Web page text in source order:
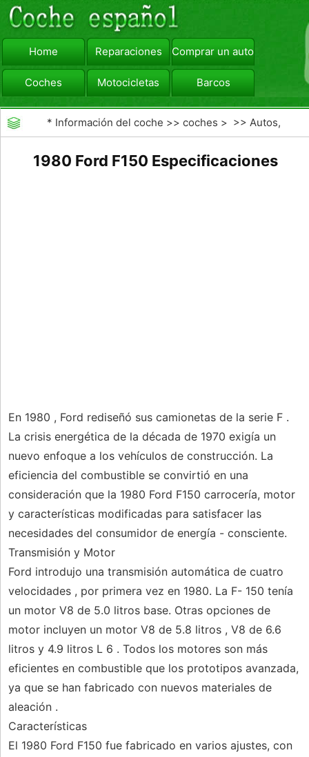
Home Reparaciones Comprar un automóvil
Coches Motocicletas Barcos
viajar Camiones
* Información del coche >>coches > >>Autos,
1980 Ford F150 Especificaciones
En 1980 , Ford rediseñó sus camionetas de la serie F .
La crisis energética de la década de 1970 exigía un
nuevo enfoque a los vehículos de construcción. La
eficiencia del combustible se convirtió en una
consideración que la 1980 Ford F150 carrocería, motor
y características modificadas para satisfacer las
necesidades del consumidor de energía - consciente.
Transmisión y Motor
Ford introdujo una transmisión automática de cuatro
velocidades , por primera vez en 1980. La F- 150 tenía
un motor V8 de 5.0 litros base. Otras opciones de
motor incluyen un motor V8 de 5.8 litros , V8 de 6.6
litros y 4.9 litros L 6 . Todos los motores son más
eficientes en combustible que los prototipos avanzada,
ya que se han fabricado con nuevos materiales de
aleación .
Características
El 1980 Ford F150 fue fabricado en varios ajustes, con